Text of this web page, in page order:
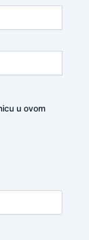
u ovom